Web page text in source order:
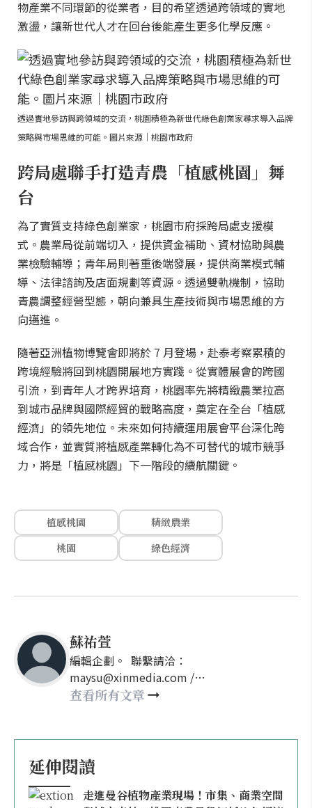
物產業不同環節的從業者，目的希望透過跨領域的實地
激盪，讓新世代人才在回台後能產生更多化學反應。
透過實地參訪與跨領域的交流，桃園積極為新世代綠色創業家尋求導入品牌
策略與市場思維的可能。圖片來源｜桃園市政府
跨局處聯手打造青農「植感桃園」舞
台
為了實質支持綠色創業家，桃園市府採跨局處支援模
式。農業局從前端切入，提供資金補助、資材協助與農
業檢驗輔導；青年局則著重後端發展，提供商業模式輔
導、法律諮詢及店面規劃等資源。透過雙軌機制，協助
青農調整經營型態，朝向兼具生產技術與市場思維的方
向邁進。
隨著亞洲植物博覽會即將於 7 月登場，赴泰考察累積的
跨境經驗將回到桃園開展地方實踐。從實體展會的跨國
引流，到青年人才跨界培育，桃園率先將精緻農業拉高
到城市品牌與國際經貿的戰略高度，奠定在全台「植感
經濟」的領先地位。未來如何持續運用展會平台深化跨
域合作，並實質將植感產業轉化為不可替代的城市競爭
力，將是「植感桃園」下一階段的續航關鍵。
植感桃園
精緻農業
桃園
綠色經濟
蘇祐萱
編輯企劃。 聯繫請洽：
maysu@xinmedia.com /
may860527@gmail.com
查看所有文章
延伸閱讀
走進曼谷植物產業現場！市集、商業空間